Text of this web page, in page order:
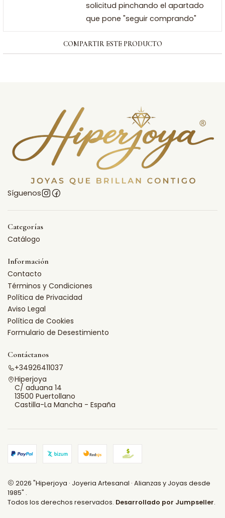
solicitud pinchando el apartado
que pone "seguir comprando"
COMPARTIR ESTE PRODUCTO
Síguenos
Categorías
Catálogo
Información
Contacto
Términos y Condiciones
Política de Privacidad
Aviso Legal
Política de Cookies
Formulario de Desestimiento
Contáctanos
+34926411037
Hiperjoya
C/ aduana 14
13500 Puertollano
Castilla-La Mancha - España
2026 "Hiperjoya · Joyeria Artesanal · Alianzas y Joyas desde
1985" .
Todos los derechos reservados. Desarrollado por Jumpseller.